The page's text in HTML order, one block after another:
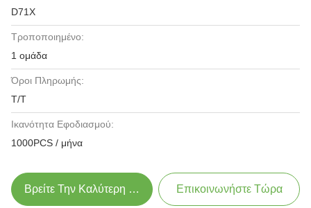
D71X
Τροποποιημένο:
1 ομάδα
Όροι Πληρωμής:
T/T
Ικανότητα Εφοδιασμού:
1000PCS / μήνα
Βρείτε Την Καλύτερη Τιμή Επικοινωνήστε Τώρα